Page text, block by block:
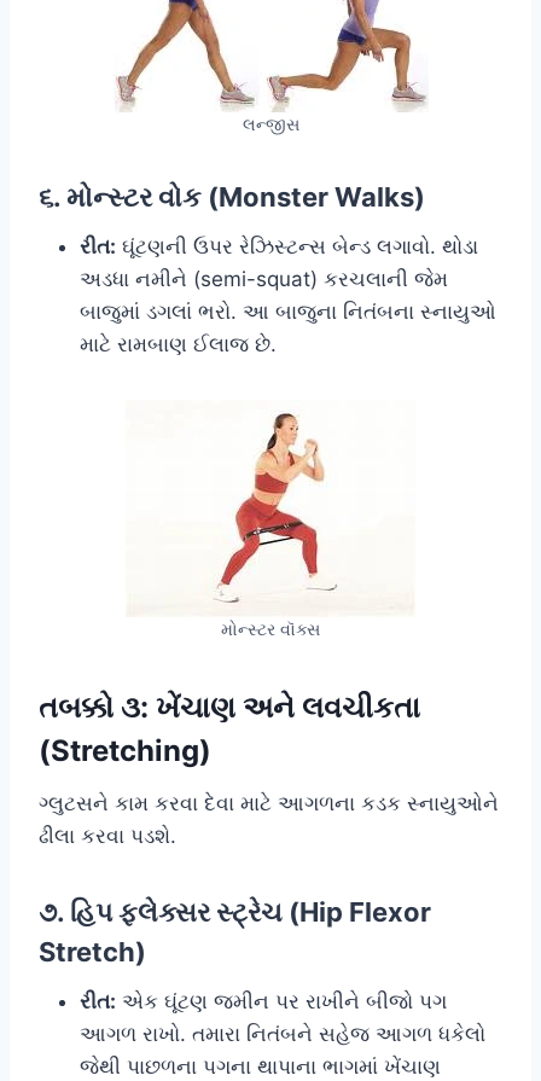
લન્જીસ
૬. મોન્સ્ટર વોક (Monster Walks)
રીત: ઘૂંટણની ઉપર રેઝિસ્ટન્સ બેન્ડ લગાવો. થોડા
અડધા નમીને (semi-squat) કરચલાની જેમ
બાજુમાં ડગલાં ભરો. આ બાજુના નિતંબના સ્નાયુઓ
માટે રામબાણ ઈલાજ છે.
મોન્સ્ટર વૉક્સ
તબક્કો ૩: ખેંચાણ અને લવચીકતા
(Stretching)
ગ્લુટસને કામ કરવા દેવા માટે આગળના કડક સ્નાયુઓને
ઢીલા કરવા પડશે.
૭. હિપ ફ્લેક્સર સ્ટ્રેચ (Hip Flexor
Stretch)
રીત: એક ઘૂંટણ જમીન પર રાખીને બીજો પગ
આગળ રાખો. તમારા નિતંબને સહેજ આગળ ધકેલો
જેથી પાછળના પગના થાપાના ભાગમાં ખેંચાણ